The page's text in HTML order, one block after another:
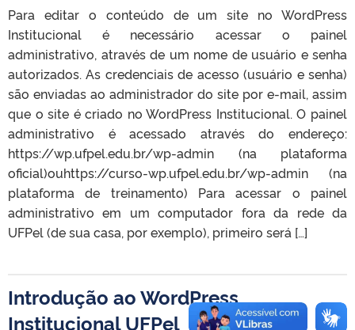
Para editar o conteúdo de um site no WordPress
Institucional é necessário acessar o painel
administrativo, através de um nome de usuário e senha
autorizados. As credenciais de acesso (usuário e senha)
são enviadas ao administrador do site por e-mail, assim
que o site é criado no WordPress Institucional. O painel
administrativo é acessado através do endereço:
https://wp.ufpel.edu.br/wp-admin (na plataforma
oficial)ouhttps://curso-wp.ufpel.edu.br/wp-admin (na
plataforma de treinamento) Para acessar o painel
administrativo em um computador fora da rede da
UFPel (de sua casa, por exemplo), primeiro será […]
Introdução ao WordPress
Institucional UFPel